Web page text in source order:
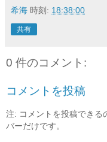
希海 時刻: 18:38:00
共有
0 件のコメント:
コメントを投稿
注: コメントを投稿できる
バーだけです。